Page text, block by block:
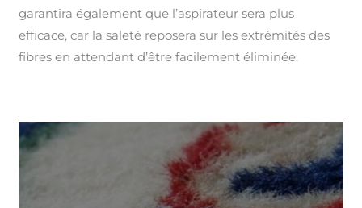
garantira également que l’aspirateur sera plus
efficace, car la saleté reposera sur les extrémités des
fibres en attendant d’être facilement éliminée.